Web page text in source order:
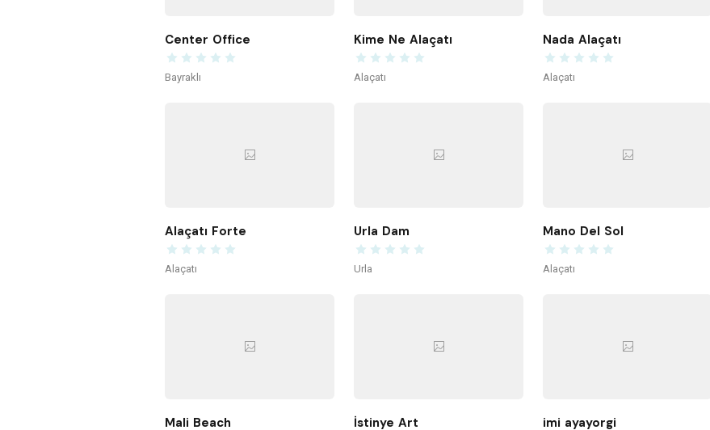
Center Office
Bayraklı
Kime Ne Alaçatı
Alaçatı
Nada Alaçatı
Alaçatı
Alaçatı Forte
Alaçatı
Urla Dam
Urla
Mano Del Sol
Alaçatı
Mali Beach İstinye Art imi ayayorgi